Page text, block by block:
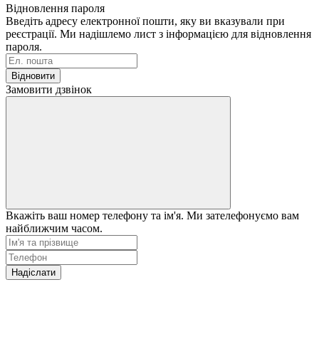
Відновлення пароля
Введіть адресу електронної пошти, яку ви вказували при
реєстрації. Ми надішлемо лист з інформацією для відновлення
пароля.
Відновити
Замовити дзвінок
Вкажіть ваш номер телефону та ім'я. Ми зателефонуємо вам
найближчим часом.
Надіслати